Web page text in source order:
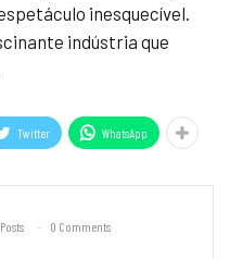
inesquecível.
indústria que
Twitter WhatsApp
0 Comments